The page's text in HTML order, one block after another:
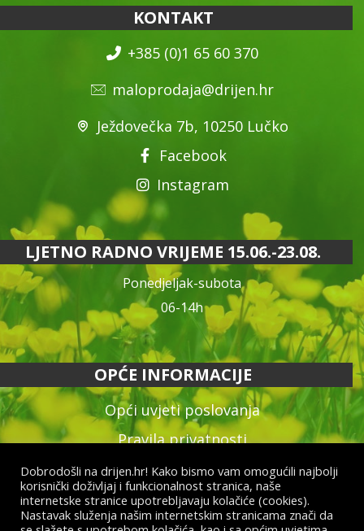
KONTAKT
+385 (0)1 65 60 370
maloprodaja@drijen.hr
Ježdovečka 7b, 10250 Lučko
Facebook
Instagram
LJETNO RADNO VRIJEME 15.06.-23.08.
Ponedjeljak-subota
06-14h
OPĆE INFORMACIJE
Opći uvjeti poslovanja
Pravila privatnosti
Reklamacija proizvoda
Način plaćanja & dostava
Dobrodošli na drijen.hr! Kako bismo vam omogućili najbolji
korisnički doživljaj i funkcionalnost stranica, naše
internetske stranice upotrebljavaju kolačiće (cookies).
Nastavak služenja našim internetskim stranicama znači da